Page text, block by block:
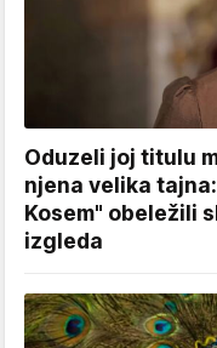
Oduzeli joj titulu
njena velika
Kosem" obeležili
izgleda